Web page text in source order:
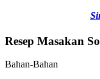
Resep Masakan
Bahan-Bahan